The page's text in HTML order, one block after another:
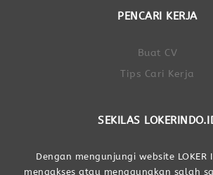
PENCARI KERJA
Buat CV
Tips Cari Kerja
SEKILAS
Dengan mengunjungi website LOKER
mengakses atau menggunakan salah